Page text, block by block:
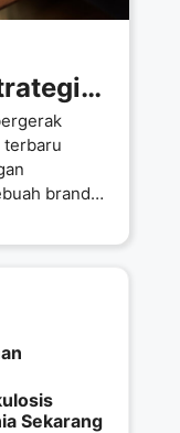
terbaru
brand
Sekarang